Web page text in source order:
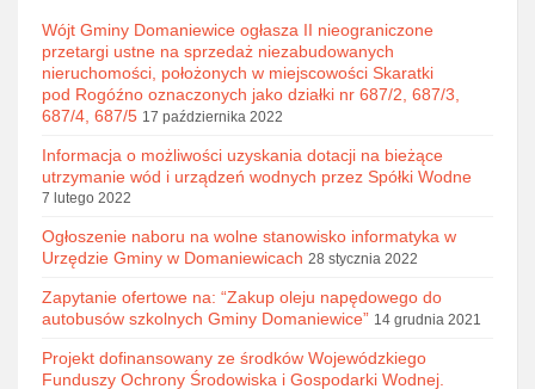
Wójt Gminy Domaniewice ogłasza II nieograniczone
przetargi ustne na sprzedaż niezabudowanych
nieruchomości, położonych w miejscowości Skaratki
pod Rogóźno oznaczonych jako działki nr 687/2, 687/3,
687/4, 687/5 17 października 2022
Informacja o możliwości uzyskania dotacji na bieżące
utrzymanie wód i urządzeń wodnych przez Spółki Wodne
7 lutego 2022
Ogłoszenie naboru na wolne stanowisko informatyka w
Urzędzie Gminy w Domaniewicach 28 stycznia 2022
Zapytanie ofertowe na: “Zakup oleju napędowego do
autobusów szkolnych Gminy Domaniewice” 14 grudnia 2021
Projekt dofinansowany ze środków Wojewódzkiego
Funduszy Ochrony Środowiska i Gospodarki Wodnej.